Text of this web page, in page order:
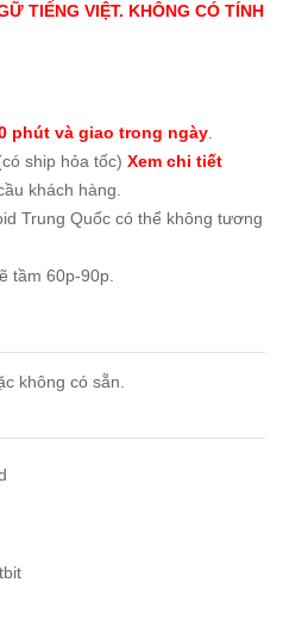
TIẾNG VIỆT. KHÔNG CÓ TÍNH
phút và giao trong ngày
ship hỏa tốc) Xem chi tiết
khách hàng.
Trung Quốc có thể không tương
tầm 60p-90p.
không có sẵn.